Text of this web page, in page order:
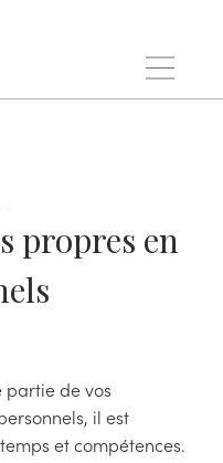
propres en
partie de vos
il est
et compétences.